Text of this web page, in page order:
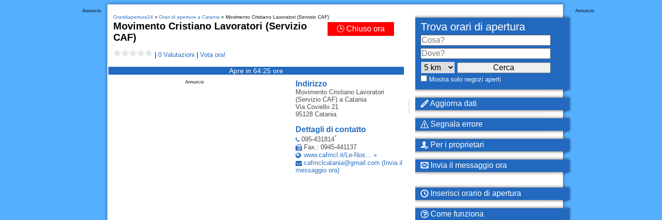
Annuncio
Oraridiapertura24» Orari di apertura a Catania » Movimento Cristiano Lavoratori (Servizio CAF)
Movimento Cristiano Lavoratori (Servizio
CAF)
🕒 Chiuso ora
0 Valutazioni Vota ora!
Apre in 64:25 ore
Indirizzo
Movimento Cristiano Lavoratori
(Servizio CAF)a Catania
Via Coviello 21
95128 Catania
Dettagli di contatto
095-431814*
Fax.: 0945-441137
www.cafmcl.it/Le-Nos... »
cafmclcatania@gmail .com (Invia il
messaggio ora)
Annuncio
Annuncio
Trova orari di apertura
Mostra solo negozi aperti
Aggiorna dati
Segnala errore
Per i proprietari
Invia il messaggio ora
Inserisci orario di apertura
Come funziona